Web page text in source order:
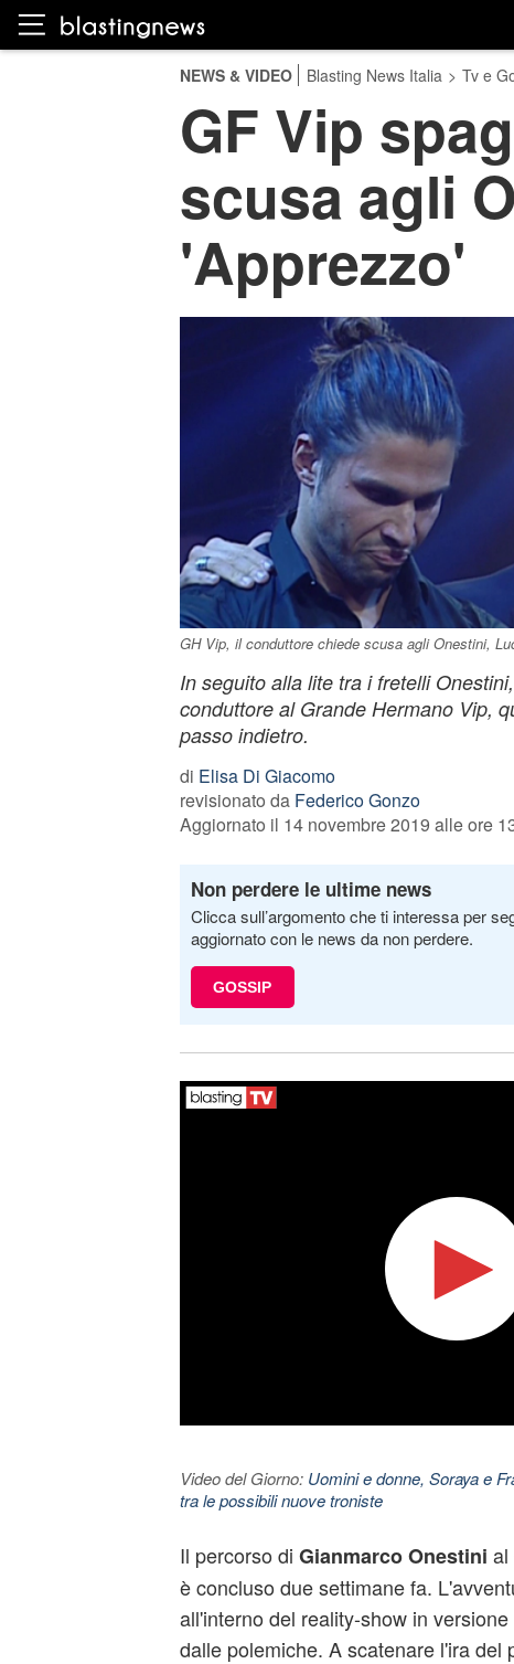
NEWS & VIDEO Blasting News Italia > Tv e
GF Vip
scusa agli
'Apprezzo'
GH Vip, il conduttore chiede scusa agli Onestini,
In seguito alla lite tra i fretelli
conduttore al Grande Hermano Vip,
passo indietro.
di Elisa Di Giacomo
revisionato da Federico Gonzo
Aggiornato il 14 novembre 2019 alle ore
Non perdere le ultime news
Clicca sull’argomento che ti interessa per
aggiornato con le news da non perdere.
GOSSIP
Video del Giorno: Uomini e donne, Soraya e
tra le possibili nuove troniste
Il percorso di Gianmarco Onestini al
è concluso due settimane fa.
all'interno del reality-show in
dalle polemiche. A scatenare l'ira del